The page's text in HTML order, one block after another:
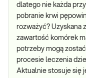
dlatego nie każda
pobranie krwi
rozważyć? Uzyskana
zawartość komórek
potrzeby mogą
procesie leczenia
Aktualnie stosuje się